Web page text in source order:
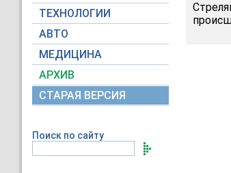
ТЕХНОЛОГИИ
АВТО
МЕДИЦИНА
АРХИВ
СТАРАЯ ВЕРСИЯ
Поиск по сайту